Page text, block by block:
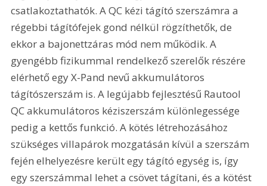
csatlakoztathatók. A QC kézi tágító szerszámra a
régebbi tágítófejek gond nélkül rögzíthetők, de
ekkor a bajonettzáras mód nem működik. A
gyengébb fizikummal rendelkező szerelők részére
elérhető egy X-Pand nevű akkumulátoros
tágítószerszám is. A legújabb fejlesztésű Rautool
QC akkumulátoros kéziszerszám különlegessége
pedig a kettős funkció. A kötés létrehozásához
szükséges villapárok mozgatásán kívül a szerszám
fején elhelyezésre került egy tágító egység is, így
egy szerszámmal lehet a csövet tágítani, és a kötést